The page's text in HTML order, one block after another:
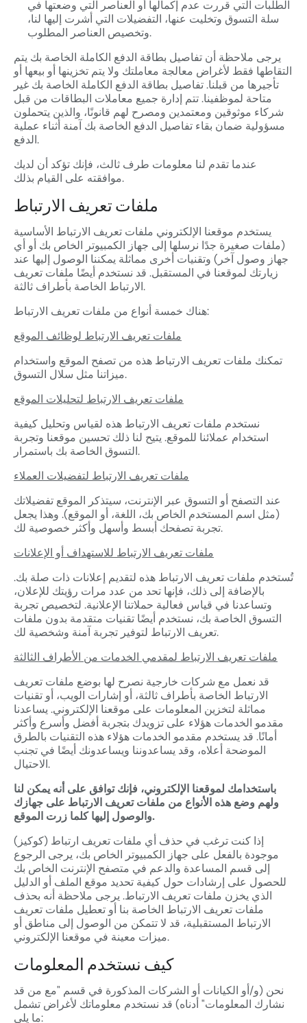
الطلبات التي قررت عدم إكمالها أو العناصر التي وضعتها في
سلة التسوق وتخليت عنها، التفضيلات التي أشرت إليها لنا،
وتخصيص العناصر المطلوب.
يرجى ملاحظة أن تفاصيل بطاقة الدفع الكاملة الخاصة بك يتم
التقاطها فقط لأغراض معالجة معاملتك ولا يتم تخزينها أو بيعها أو
تأجيرها من قبلنا. تفاصيل بطاقة الدفع الكاملة الخاصة بك غير
متاحة لموظفينا. تتم إدارة جميع معاملات البطاقات من قبل
شركاء موثوقين ومعتمدين ومصرح لهم قانونًا، والذين يتحملون
مسؤولية ضمان بقاء تفاصيل الدفع الخاصة بك آمنة أثناء عملية
الدفع.
عندما تقدم لنا معلومات طرف ثالث، فإنك تؤكد أن لديك
موافقته على القيام بذلك.
ملفات تعريف الارتباط
يستخدم موقعنا الإلكتروني ملفات تعريف الارتباط الأساسية
(ملفات صغيرة جدًا نرسلها إلى جهاز الكمبيوتر الخاص بك أو أي
جهاز وصول آخر) وتقنيات أخرى مماثلة يمكننا الوصول إليها عند
زيارتك لموقعنا في المستقبل. قد نستخدم أيضًا ملفات تعريف
الارتباط الخاصة بأطراف ثالثة.
هناك خمسة أنواع من ملفات تعريف الارتباط:
ملفات تعريف الارتباط لوظائف الموقع
تمكنك ملفات تعريف الارتباط هذه من تصفح الموقع واستخدام
ميزاتنا مثل سلال التسوق.
ملفات تعريف الارتباط لتحليلات الموقع
نستخدم ملفات تعريف الارتباط هذه لقياس وتحليل كيفية
استخدام عملائنا للموقع. يتيح لنا ذلك تحسين موقعنا وتجربة
التسوق الخاصة بك باستمرار.
ملفات تعريف الارتباط لتفضيلات العملاء
عند التصفح أو التسوق عبر الإنترنت، سيتذكر الموقع تفضيلاتك
(مثل اسم المستخدم الخاص بك، اللغة، أو الموقع). وهذا يجعل
تجربة تصفحك أبسط وأسهل وأكثر خصوصية لك.
ملفات تعريف الارتباط للاستهداف أو الإعلانات
تُستخدم ملفات تعريف الارتباط هذه لتقديم إعلانات ذات صلة بك.
بالإضافة إلى ذلك، فإنها تحد من عدد مرات رؤيتك للإعلان،
وتساعدنا في قياس فعالية حملاتنا الإعلانية. لتخصيص تجربة
التسوق الخاصة بك، نستخدم أيضًا تقنيات متقدمة بدون ملفات
تعريف الارتباط لتوفير تجربة آمنة وشخصية لك.
ملفات تعريف الارتباط لمقدمي الخدمات من الأطراف الثالثة
قد نعمل مع شركات خارجية نصرح لها بوضع ملفات تعريف
الارتباط الخاصة بأطراف ثالثة، أو إشارات الويب، أو تقنيات
مماثلة لتخزين المعلومات على موقعنا الإلكتروني. يساعدنا
مقدمو الخدمات هؤلاء على تزويدك بتجربة أفضل وأسرع وأكثر
أمانًا. قد يستخدم مقدمو الخدمات هؤلاء هذه التقنيات بالطرق
الموضحة أعلاه، وقد يساعدوننا ويساعدونك أيضًا في تجنب
الاحتيال.
باستخدامك لموقعنا الإلكتروني، فإنك توافق على أنه يمكن لنا
ولهم وضع هذه الأنواع من ملفات تعريف الارتباط على جهازك
والوصول إليها كلما زرت الموقع.
إذا كنت ترغب في حذف أي ملفات تعريف ارتباط (كوكيز)
موجودة بالفعل على جهاز الكمبيوتر الخاص بك، يرجى الرجوع
إلى قسم المساعدة والدعم في متصفح الإنترنت الخاص بك
للحصول على إرشادات حول كيفية تحديد موقع الملف أو الدليل
الذي يخزن ملفات تعريف الارتباط. يرجى ملاحظة أنه بحذف
ملفات تعريف الارتباط الخاصة بنا أو تعطيل ملفات تعريف
الارتباط المستقبلية، قد لا تتمكن من الوصول إلى مناطق أو
ميزات معينة في موقعنا الإلكتروني.
كيف نستخدم المعلومات
نحن (و/أو الكيانات أو الشركات المذكورة في قسم "مع من قد
نشارك المعلومات" أدناه) قد نستخدم معلوماتك لأغراض تشمل
ما يلي: